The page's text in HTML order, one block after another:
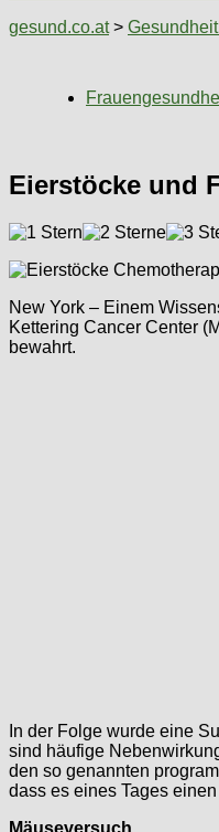
gesund.co.at>
Eierstöcke und
New York – Einem
Kettering Cancer Center
bewahrt.
In der Folge wurde eine
sind häufige
den so genannten
dass es eines Tages
Mäuseversuch